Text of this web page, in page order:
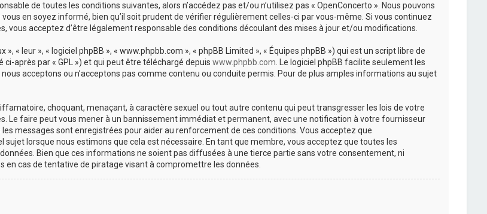
de toutes les conditions suivantes, alors n’accédez pas et/ou n’utilisez pas « OpenConcerto ». Nous pouvons
en soyez informé, bien qu’il soit prudent de vérifier régulièrement celles-ci par vous-même. Si vous continuez
vous acceptez d’être légalement responsable des conditions découlant des mises à jour et/ou modifications.
« leur », « logiciel phpBB », « www.phpbb.com », « phpBB Limited », « Équipes phpBB ») qui est un script libre de
ci-après par « GPL ») et qui peut être téléchargé depuis www.phpbb.com . Le logiciel phpBB facilite seulement les
acceptons ou n’acceptons pas comme contenu ou conduite permis. Pour de plus amples informations au sujet
choquant, menaçant, à caractère sexuel ou tout autre contenu qui peut transgresser les lois de votre
Le faire peut vous mener à un bannissement immédiat et permanent, avec une notification à votre fournisseur
messages sont enregistrées pour aider au renforcement de ces conditions. Vous acceptez que
sujet lorsque nous estimons que cela est nécessaire. En tant que membre, vous acceptez que toutes les
Bien que ces informations ne soient pas diffusées à une tierce partie sans votre consentement, ni
en cas de tentative de piratage visant à compromettre les données.